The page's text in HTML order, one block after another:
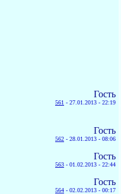
Гость
561 - 27.01.2013 - 22:19
Гость
562 - 28.01.2013 - 08:06
Гость
563 - 01.02.2013 - 22:44
Гость
564 - 02.02.2013 - 00:17